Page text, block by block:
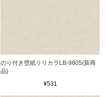
のり付き壁紙リリカラLB-9805(新商
品)
¥531